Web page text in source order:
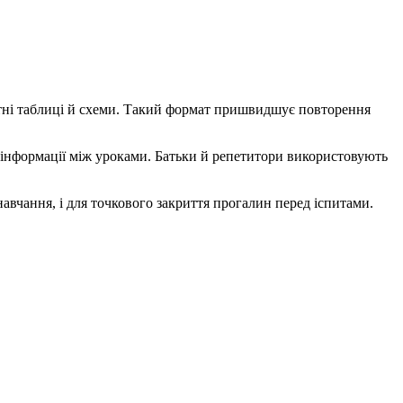
таблиці й схеми. Такий формат пришвидшує повторення
між уроками. Батьки й репетитори використовують
і для точкового закриття прогалин перед іспитами.